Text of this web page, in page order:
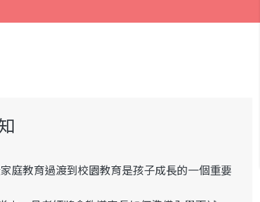
庭教育過渡到校園教育是孩子成長的一個重要